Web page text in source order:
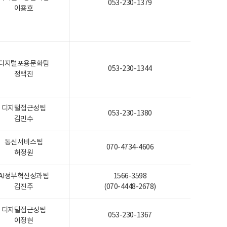
이용호
053-230-1379
지털포용문화팀
정택진
053-230-1344
디지털접근성팀
김민수
053-230-1380
통신서비스팀
허정원
070-4734-4606
정부혁신성과팀
김진주
1566-3598
(070-4448-2678)
디지털접근성팀
이정현
053-230-1367